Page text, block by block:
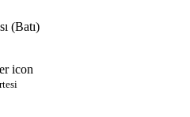
(Batı)